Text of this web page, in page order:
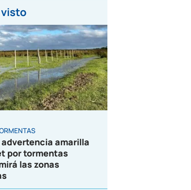
visto
advertencia amarilla
por tormentas
las zonas